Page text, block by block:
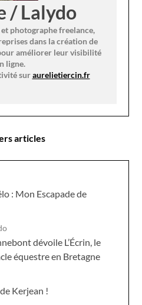
/ Lalydo
photographe freelance,
dans la création de
améliorer leur visibilité
ligne.
suraurelietiercin.fr
articles
: Mon Escapade de
dévoile L’Écrin, le
équestre en Bretagne
Kerjean !